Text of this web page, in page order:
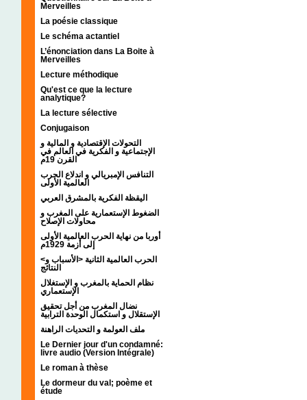
Merveilles
La poésie classique
Le schéma actantiel
L’énonciation dans La Boite à
Merveilles
Lecture méthodique
Qu'est ce que la lecture
analytique?
La lecture sélective
Conjugaison
التحولات الإقتصادية و المالية و
الإجتماعية و الفكرية في العالم في
القرن 19م
التنافس الإمبريالي و اندلاع الحرب
العالمية الأولى
اليقظة الفكرية بالمشرق العربي
الضغوط الإستعمارية على المغرب و
محاولات الإصلاح
أوربا من نهاية الحرب العالمية الأولى
إلى أزمة 1929م
<الحرب العالمية الثانية <الأسباب و
النتائج
نظام الحماية بالمغرب و الإستغلال
الإستعماري
نضال المغرب من أجل تحقيق
الإستقلال و استكمال الوحدة الترابية
ملف العولمة و التحديات الراهنة
Le Dernier jour d'un condamné:
livre audio (Version Intégrale)
Le roman à thèse
Le dormeur du val; poème et
étude